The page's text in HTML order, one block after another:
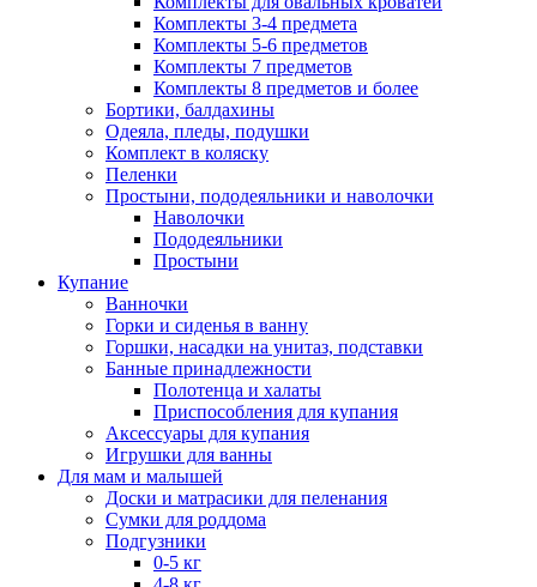
Комплекты 3-4 предмета
Комплекты 5-6 предметов
Комплекты 7 предметов
Комплекты 8 предметов и более
Бортики, балдахины
Одеяла, пледы, подушки
Комплект в коляску
Пеленки
Простыни, пододеяльники и наволочки
Наволочки
Пододеяльники
Простыни
Купание
Ванночки
Горки и сиденья в ванну
Горшки, насадки на унитаз, подставки
Банные принадлежности
Полотенца и халаты
Приспособления для купания
Аксессуары для купания
Игрушки для ванны
Для мам и малышей
Доски и матрасики для пеленания
Сумки для роддома
Подгузники
0-5 кг